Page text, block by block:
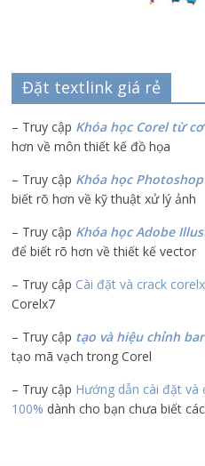
Đặt textlink giá rẻ
– Truy cập Khóa học Corel từ
hơn về môn thiết kế đồ họa
– Truy cập Khóa học
biết rõ hơn về kỹ thuật xử lý ảnh
– Truy cập Khóa học Adobe
để biết rõ hơn về thiết kế vector
– Truy cập Cài đặt và crack
Corelx7
– Truy cập tạo và hiệu chỉnh
tạo mã vạch trong Corel
– Truy cập Hướng dẫn cài đặt và
100% dành cho bạn chưa biết